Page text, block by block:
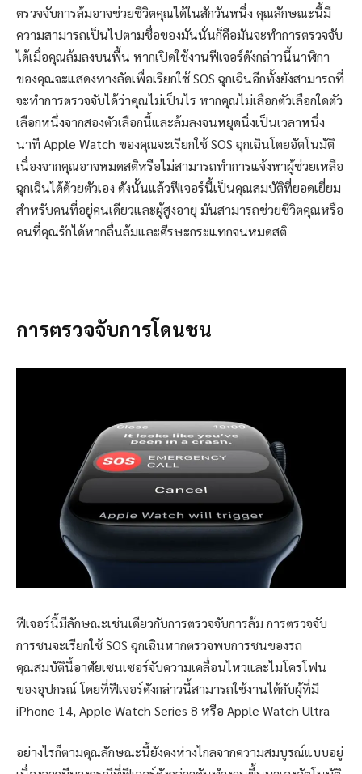
ตรวจจับการล้มอาจช่วยชีวิตคุณได้ในสักวันหนึ่ง คุณลักษณะนี้มี
ความสามารถเป็นไปตามชื่อของมันนั่นก็คือมันจะทำการตรวจจับ
ได้เมื่อคุณล้มลงบนพื้น หากเปิดใช้งานฟีเจอร์ดังกล่าวนี้นาฬิกา
ของคุณจะแสดงทางลัดเพื่อเรียกใช้ SOS ฉุกเฉินอีกทั้งยังสามารถที่
จะทำการตรวจจับได้ว่าคุณไม่เป็นไร หากคุณไม่เลือกตัวเลือกใดตัว
เลือกหนึ่งจากสองตัวเลือกนี้และล้มลงจนหยุดนิ่งเป็นเวลาหนึ่ง
นาที Apple Watch ของคุณจะเรียกใช้ SOS ฉุกเฉินโดยอัตโนมัติ
เนื่องจากคุณอาจหมดสติหรือไม่สามารถทำการแจ้งหาผู้ช่วยเหลือ
ฉุกเฉินได้ด้วยตัวเอง ดังนั้นแล้วฟีเจอร์นี้เป็นคุณสมบัติที่ยอดเยี่ยม
สำหรับคนที่อยู่คนเดียวและผู้สูงอายุ มันสามารถช่วยชีวิตคุณหรือ
คนที่คุณรักได้หากลื่นล้มและศีรษะกระแทกจนหมดสติ
การตรวจจับการโดนชน
ฟีเจอร์นี้มีลักษณะเช่นเดียวกับการตรวจจับการล้ม การตรวจจับ
การชนจะเรียกใช้ SOS ฉุกเฉินหากตรวจพบการชนของรถ
คุณสมบัตินี้อาศัยเซนเซอร์จับความเคลื่อนไหวและไมโครโฟน
ของอุปกรณ์ โดยที่ฟีเจอร์ดังกล่าวนี้สามารถใช้งานได้กับผู้ที่มี
iPhone 14, Apple Watch Series 8 หรือ Apple Watch Ultra
อย่างไรก็ตามคุณลักษณะนี้ยังคงห่างไกลจากความสมบูรณ์แบบอยู่